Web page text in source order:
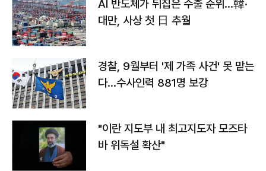
AI 반도체가 뒤집은 수출 순위…韓·
대만, 사상 첫 日 추월
경찰, 9월부터 '제 가족 사건' 못 맡는
다…수사인력 881명 보강
"이란 지도부 내 최고지도자 모즈타
바 위독설 확산"